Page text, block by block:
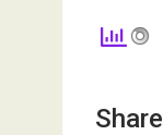
Share